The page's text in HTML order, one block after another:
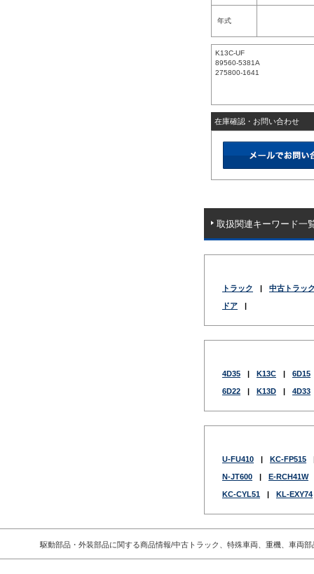
年式
K13C-UF
89560-5381A
275800-1641
在庫確認・お問い合わせ
取扱関連キーワード一
トラック | 中古トラッ
ドア |
4D35 | K13C | 6D15
6D22 | K13D | 4D33
U-FU410 | KC-FP515
N-JT600 | E-RCH41W
KC-CYL51 | KL-EXY74
駆動部品・外装部品に関する商品情報/中古トラック、特殊車両、重機、車両